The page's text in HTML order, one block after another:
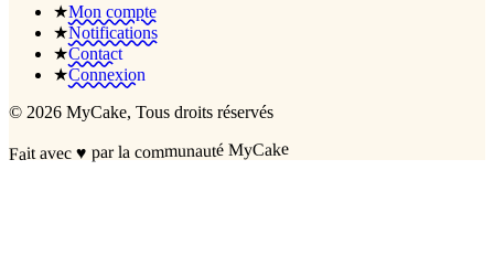
★Mon compte
★Notifications
★Contact
★Connexion
© 2026 MyCake, Tous droits réservés
Fait avec♥ par la communauté MyCake